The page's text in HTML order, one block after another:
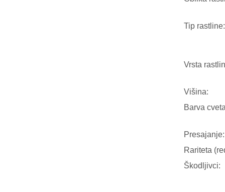
Tip rastline:
Vrsta
Višina:
Barva
Presajanje:
Rariteta
Škodljivci: